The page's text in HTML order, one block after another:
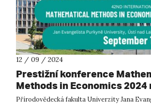
12 / 09 / 2024
Prestižní konference
Methods in Economics 2024
UJEP
Přírodovědecká fakulta Univerzity Jana